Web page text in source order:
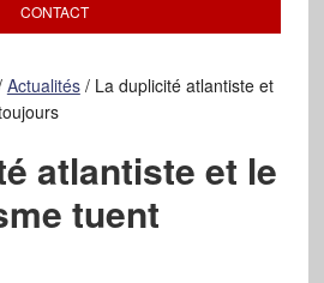
CONTACT
Actualités /La duplicité atlantiste et
atlantiste et le
tuent